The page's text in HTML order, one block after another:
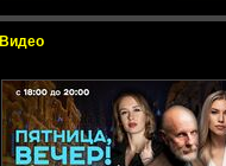
Видео